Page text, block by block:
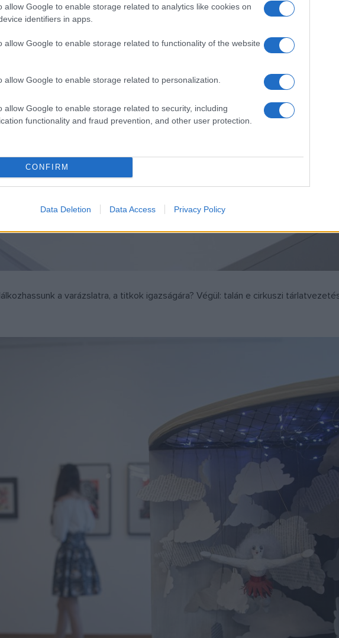
allow Google to enable storage related to analytics like cookies on
identifiers in apps.
allow Google to enable storage related to functionality of the website
allow Google to enable storage related to personalization.
allow Google to enable storage related to security, including
functionality and fraud prevention, and other user protection.
CONFIRM
Data Deletion Data Access Privacy Policy
a varázslatra, a titkok igazságára? Végül: talán e cirkuszi